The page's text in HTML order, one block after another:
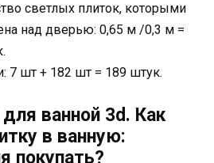
светлых плиток, которыми
над дверью: 0,65 м /0,3 м =
7 шт + 182 шт = 189 штук.
ванной 3d. Как
в ванную:
покупать?